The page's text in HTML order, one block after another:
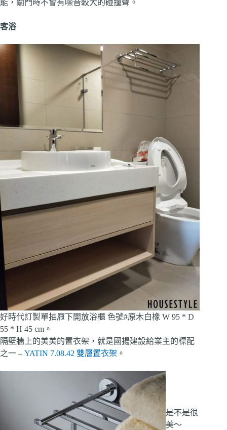
能，關門時不會有噪音較大的碰撞聲。
客浴
好時代訂製單抽屜下開放浴櫃 色號#原木白橡 W 95 * D
55 * H 45 cm。
隔壁牆上的美美的置衣架，就是國揚建設給業主的標配
之一 – YATIN 7.08.42 雙層置衣架 。
是不是很
美～